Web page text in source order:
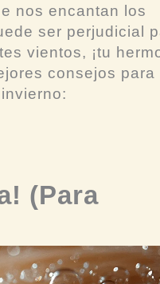
nos encantan los
ser perjudicial
vientos, ¡tu
consejos para
(Para